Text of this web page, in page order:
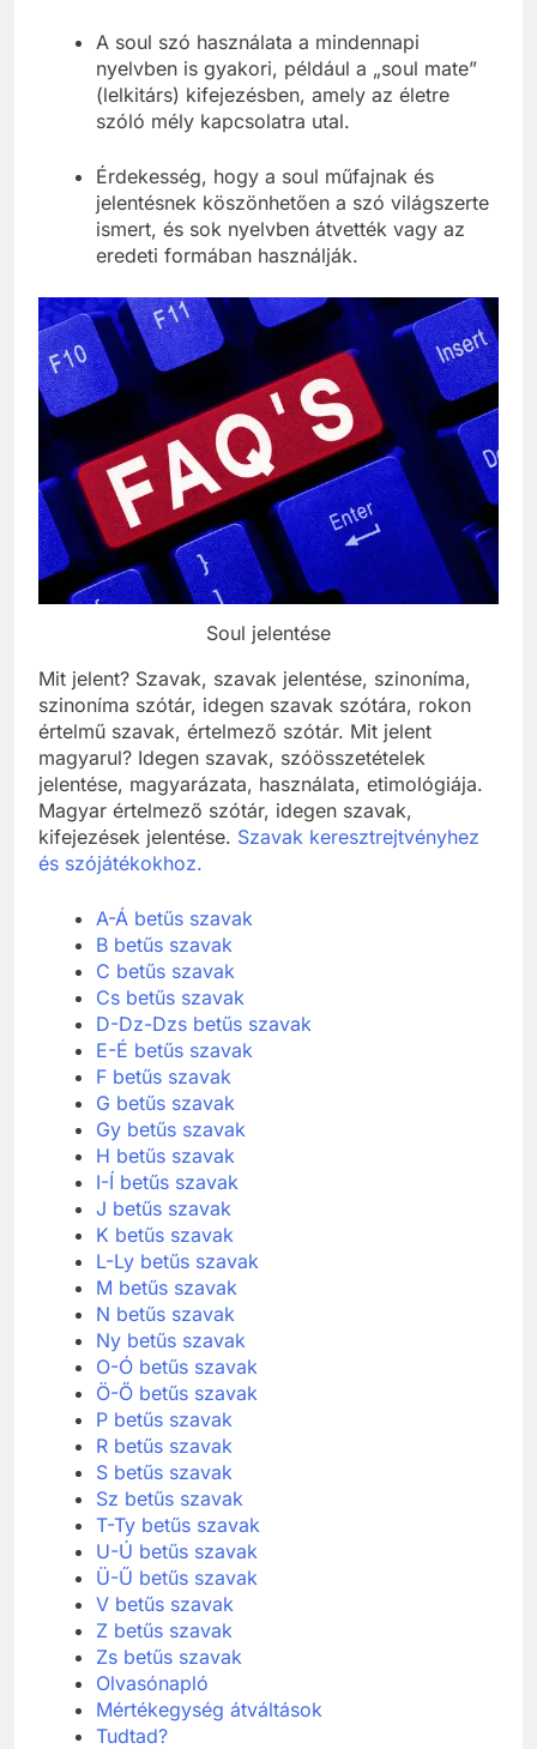
A soul szó használata a mindennapi
nyelvben is gyakori, például a „soul mate”
(lelkitárs) kifejezésben, amely az életre
szóló mély kapcsolatra utal.
Érdekesség, hogy a soul műfajnak és
jelentésnek köszönhetően a szó világszerte
ismert, és sok nyelvben átvették vagy az
eredeti formában használják.
Soul jelentése
Mit jelent? Szavak, szavak jelentése, szinoníma,
szinoníma szótár, idegen szavak szótára, rokon
értelmű szavak, értelmező szótár. Mit jelent
magyarul? Idegen szavak, szóösszetételek
jelentése, magyarázata, használata, etimológiája.
Magyar értelmező szótár, idegen szavak,
kifejezések jelentése. Szavak keresztrejtvényhez
és szójátékokhoz.
A-Á betűs szavak
B betűs szavak
C betűs szavak
Cs betűs szavak
D-Dz-Dzs betűs szavak
E-É betűs szavak
F betűs szavak
G betűs szavak
Gy betűs szavak
H betűs szavak
I-Í betűs szavak
J betűs szavak
K betűs szavak
L-Ly betűs szavak
M betűs szavak
N betűs szavak
Ny betűs szavak
O-Ó betűs szavak
Ö-Ő betűs szavak
P betűs szavak
R betűs szavak
S betűs szavak
Sz betűs szavak
T-Ty betűs szavak
U-Ú betűs szavak
Ü-Ű betűs szavak
V betűs szavak
Z betűs szavak
Zs betűs szavak
Olvasónapló
Mértékegység átváltások
Tudtad?